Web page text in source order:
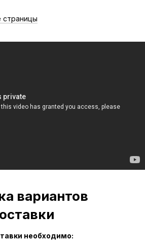
вариантов
необходимо: